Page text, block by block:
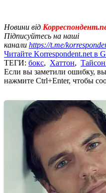
Новини від
Підписуйтесь на наші
канали https://t.me/
Читайте Korrespondent.net в
ТЕГИ: бокс, Хаттон,
Если вы заметили ошибку,
нажмите Ctrl+Enter, чтобы